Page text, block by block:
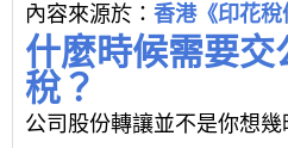
內容來源於： 香港《印花稅
什麼時候需要
稅？
公司股份轉讓並不是你想